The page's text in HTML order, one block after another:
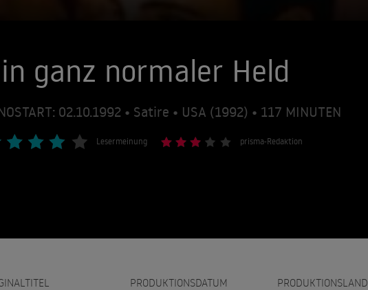
ganz normaler Held
02.10.1992 • Satire • USA (1992) • 117 MINUTEN
Lesermeinung prisma-Redaktion
PRODUKTIONSDATUM PRODUKTIONSLAND